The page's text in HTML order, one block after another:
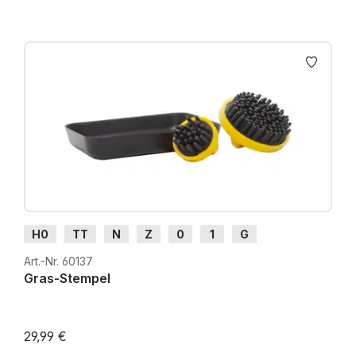
H0 TT N Z 0 1
G
Art.-Nr. 60137
Gras-Stempel
29,99 €